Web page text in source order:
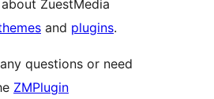
ZuestMedia
and plugins.
questions or need
ZMPlugin